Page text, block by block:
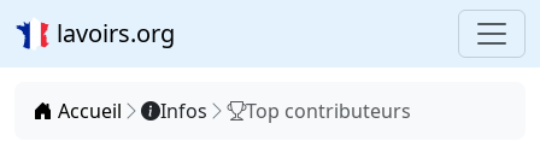
lavoirs.org
Accueil Infos Top contributeurs